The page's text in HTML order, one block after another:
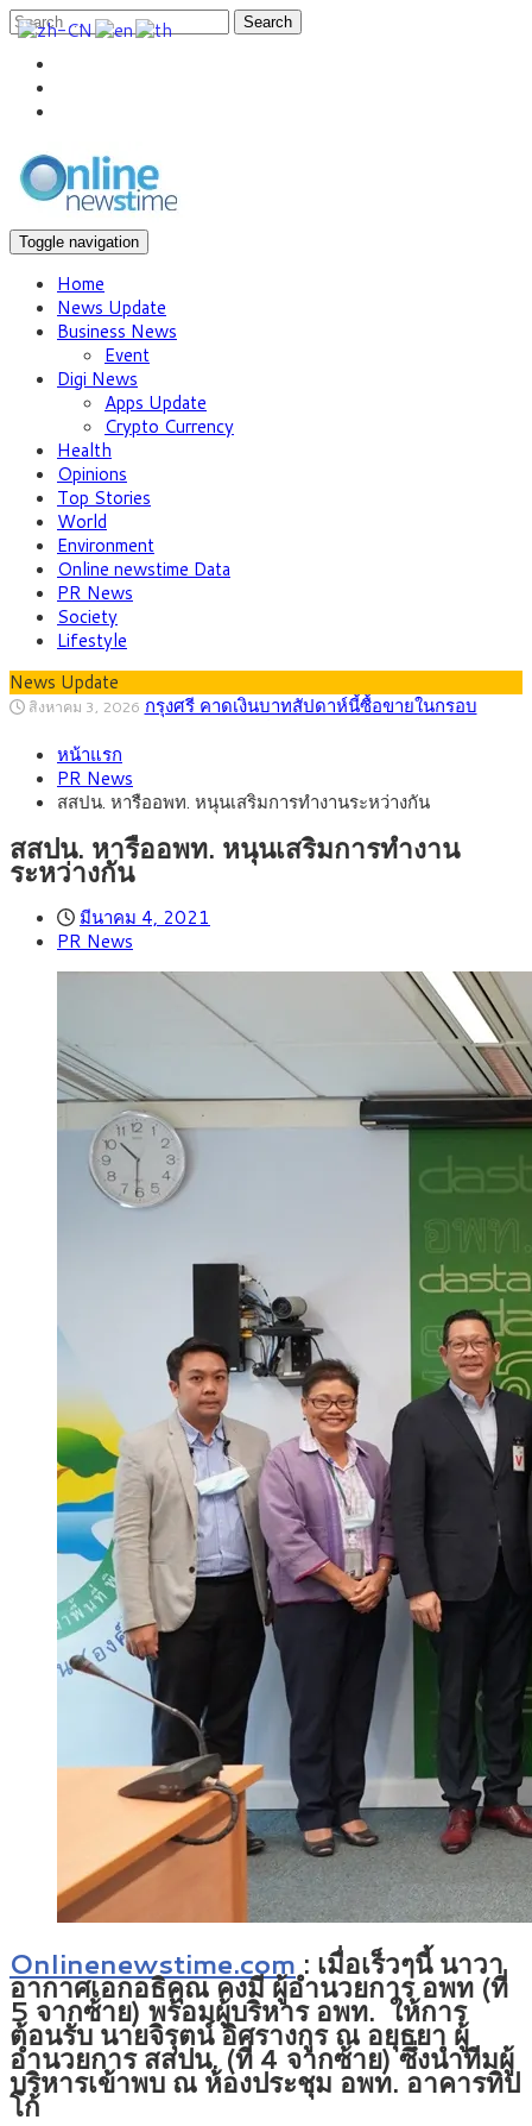
Search
Toggle navigation
Home
News Update
Business News
Event
Digi News
Apps Update
Crypto Currency
Health
Opinions
Top Stories
World
Environment
Online newstime Data
PR News
Society
Lifestyle
News Update
สิงหาคม 3, 2026
33.00-33.60 ติดตามข้อมูลจ้างงานสหรัฐฯ
สิงหาคม 1, 2026 “เอกนิติ” เปิดเครื่องยนต์เศรษฐกิจใหม่ของไทย
ศักยภาพ
ติดลายการ์ตูน กรมศุลกากร เตือนผู้ปกครองเฝ้าระวัง หลังยึดล็อต
ใหญ่จากเยอรมนี
กรกฎาคม 27, 2026
2569) ซื้อขายในกรอบ 33.40-34.00 มองเฟดคงดอกเบี้ย
สิงหาคม 5, 2026
หน้ารถไฟฟ้าสงขลา โมโนเรล 12.54 กม. เชื่อมเมืองหาดใหญ่
สิงหาคม 4, 2026 สธ.ชี้ รพ.รัฐแบกรับผู้ป่วยบัตรทอง 87% แต่ได้งบ
รายหัวเพียง 2,618 บาท เสนอทบทวนจัดสรรงบให้สอดคล้องภาระ
งานจริง
สิงหาคม 3, 2026 กรุงศรี คาดเงินบาทสัปดาห์นี้ซื้อขายในกรอบ
33.00-33.60 ติดตามข้อมูลจ้างงานสหรัฐฯ
หน้าแรก
PR News
สสปน. หารืออพท. หนุนเสริมการทำงานระหว่างกัน
สสปน. หารืออพท. หนุนเสริมการทำงาน
ระหว่างกัน
มีนาคม 4, 2021
PR News
Onlinenewstime.com : เมื่อเร็วๆนี้ นาวา
อากาศเอกอธิคุณ คงมี ผู้อำนวยการ อพท (ที่
5 จากซ้าย) พร้อมผู้บริหาร อพท. ให้การ
ต้อนรับ นายจิรุตน์ อิศรางกูร ณ อยุธยา ผู้
อำนวยการ สสปน. (ที่ 4 จากซ้าย) ซึ่งนำทีมผู้
บริหารเข้าพบ ณ ห้องประชุม อพท. อาคารทิป
โก้